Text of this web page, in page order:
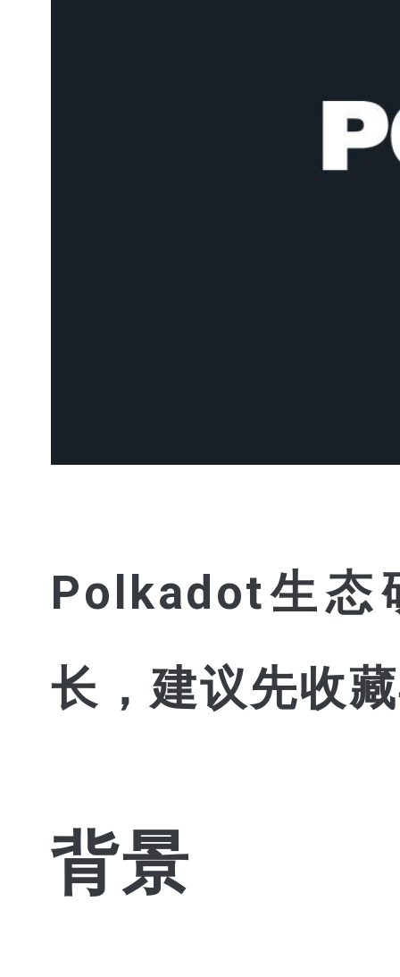
Polkadot生态
长，建议先收
背景